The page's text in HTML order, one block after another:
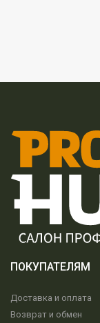
ПОКУПАТЕЛЯМ
Доставка и оплата
Возврат и обмен